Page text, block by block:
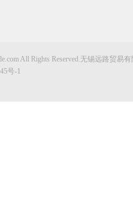
All Rights Reserved.无锡远路贸易
号-1